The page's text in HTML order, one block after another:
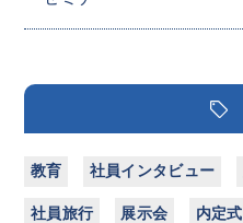
教育 社員インタビュー
社員旅行 展示会 内定式